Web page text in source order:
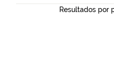
Resultados por